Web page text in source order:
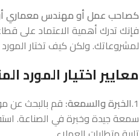
كصاحب عمل أو مهندس معماري أو
لمشروعاتك. ولكن كيف تختار المورد
معايير اختيار المورد
1. الخبرة والسمعة:
سمعة جيدة وخبرة في الصناعة.